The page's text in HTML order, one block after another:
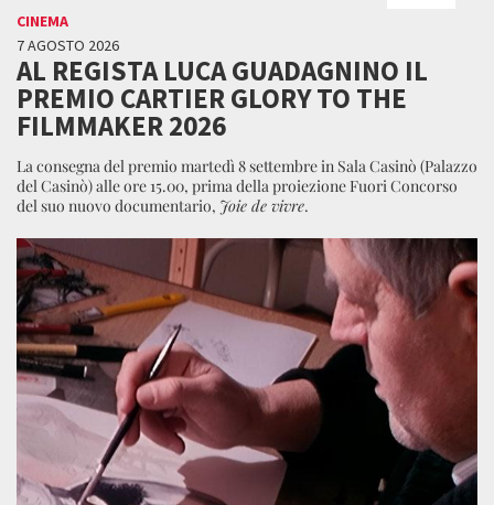
CINEMA
7 AGOSTO 2026
AL REGISTA LUCA GUADAGNINO IL
PREMIO CARTIER GLORY TO THE
FILMMAKER 2026
La consegna del premio martedì 8 settembre in Sala Casinò (Palazzo
del Casinò) alle ore 15.00, prima della proiezione Fuori Concorso
del suo nuovo documentario, Joie de vivre.